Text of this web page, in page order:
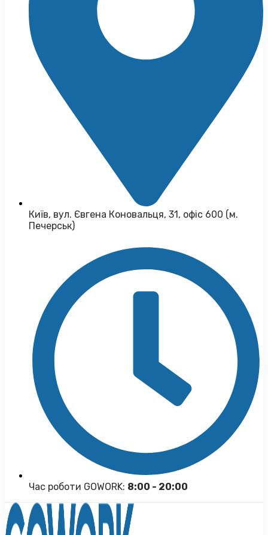
Київ, вул. Євгена Коновальця, 31, офіс 600 (м.
Печерськ)
Час роботи GOWORK: 8:00 - 20:00